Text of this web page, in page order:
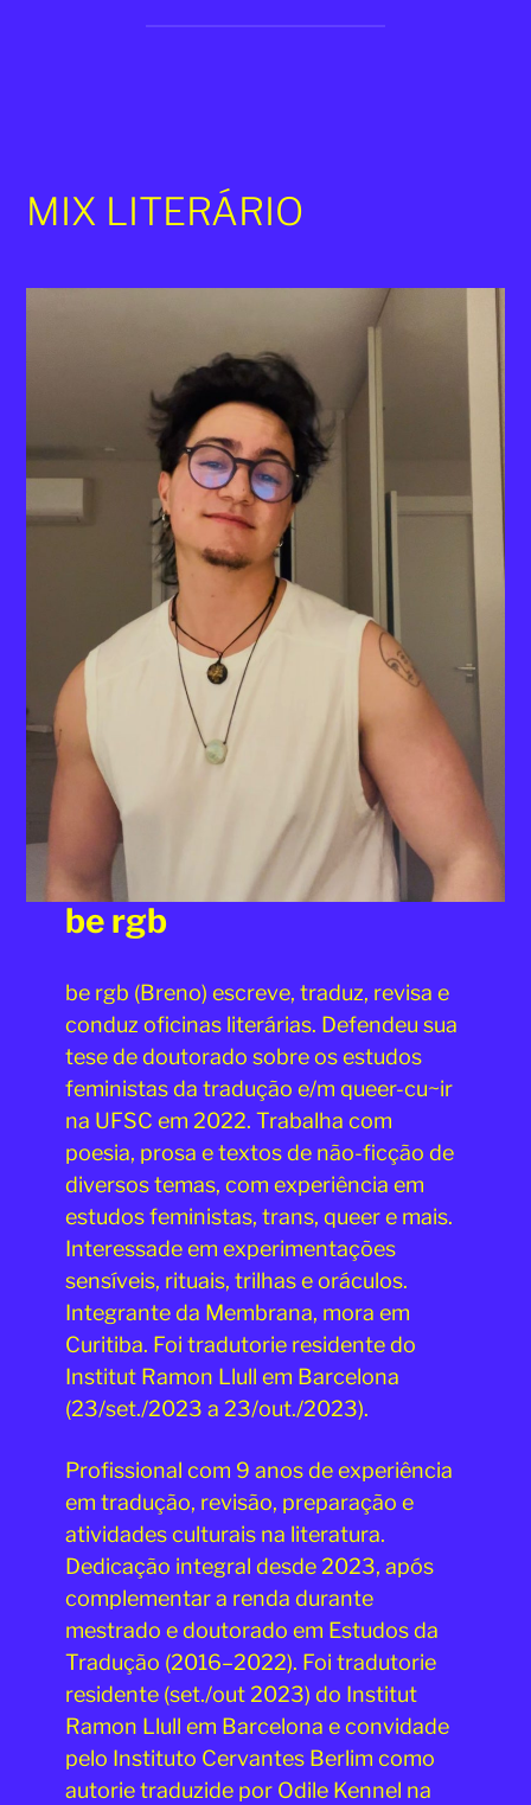
MIX LITERÁRIO
be rgb
be rgb (Breno) escreve, traduz, revisa e
conduz oficinas literárias. Defendeu sua
tese de doutorado sobre os estudos
feministas da tradução e/m queer-cu~ir
na UFSC em 2022. Trabalha com
poesia, prosa e textos de não-ficção de
diversos temas, com experiência em
estudos feministas, trans, queer e mais.
Interessade em experimentações
sensíveis, rituais, trilhas e oráculos.
Integrante da Membrana, mora em
Curitiba. Foi tradutorie residente do
Institut Ramon Llull em Barcelona
(23/set./2023 a 23/out./2023).
Profissional com 9 anos de experiência
em tradução, revisão, preparação e
atividades culturais na literatura.
Dedicação integral desde 2023, após
complementar a renda durante
mestrado e doutorado em Estudos da
Tradução (2016–2022). Foi tradutorie
residente (set./out 2023) do Institut
Ramon Llull em Barcelona e convidade
pelo Instituto Cervantes Berlim como
autorie traduzide por Odile Kennel na